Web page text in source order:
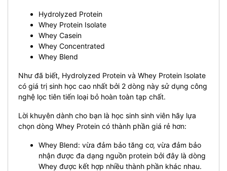
Hydrolyzed Protein
Whey Protein Isolate
Whey Casein
Whey Concentrated
Whey Blend
Như đã biết, Hydrolyzed Protein và Whey Protein Isolate
có giá trị sinh học cao nhất bởi 2 dòng này sử dụng công
nghệ lọc tiên tiến loại bỏ hoàn toàn tạp chất.
Lời khuyên dành cho bạn là học sinh sinh viên hãy lựa
chọn dòng Whey Protein có thành phần giá rẻ hơn:
Whey Blend: vừa đảm bảo tăng cơ, vừa đảm bảo
nhận được đa dạng nguồn protein bởi đây là dòng
Whey được kết hợp nhiều thành phần khác nhau.